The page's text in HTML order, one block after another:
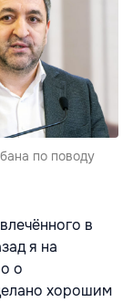
по поводу
в
я на
о
хорошим